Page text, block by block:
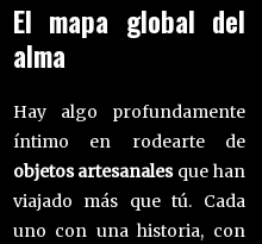
El mapa global del
alma
Hay algo profundamente
íntimo en rodearte de
objetos artesanalesque han
viajado más que tú. Cada
uno con una historia, con